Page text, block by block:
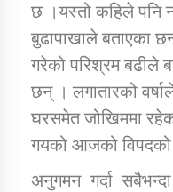
छ ।यस्तो कहिले पनि
बुढापाखाले बताएका
गरेको परिश्रम बढीले
छन् । लगातारको
घरसमेत जोखिममा
गयको आजको विपदको
अनुगमन गर्दा